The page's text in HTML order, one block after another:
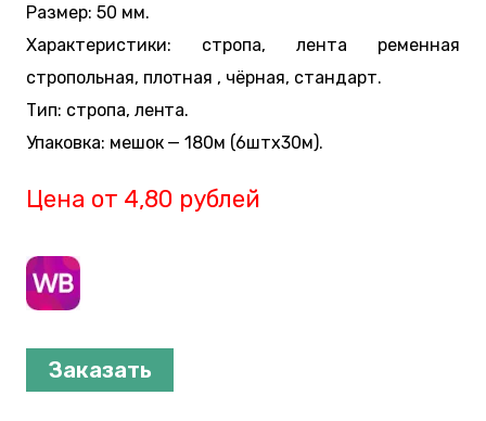
Размер: 50 мм.
Характеристики: стропа, лента ременная
стропольная, плотная , чёрная, стандарт.
Тип: стропа, лента.
Упаковка: мешок — 180м (6штx30м).
Цена от 4,80 рублей
Заказать